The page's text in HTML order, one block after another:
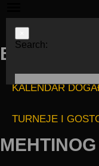
Search:
KALENDAR
TURNEJE I
BGF U